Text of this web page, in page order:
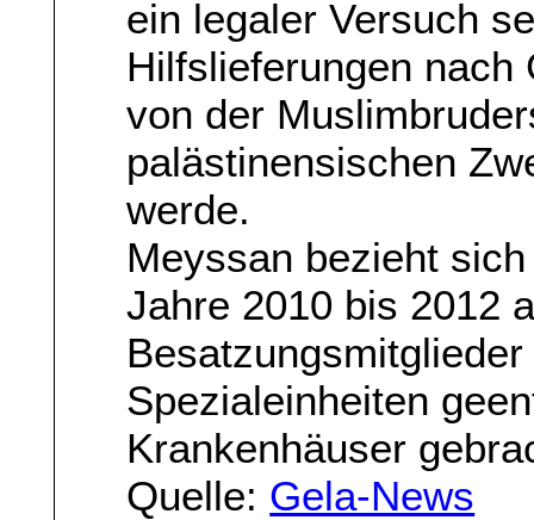
ein legaler Versuch
Hilfslieferungen nach
von der
palästinensischen
werde.
Meyssan bezieht
Jahre 2010 bis 2012
Spezialeinheiten
Krankenhäuser
Quelle: Gela-News